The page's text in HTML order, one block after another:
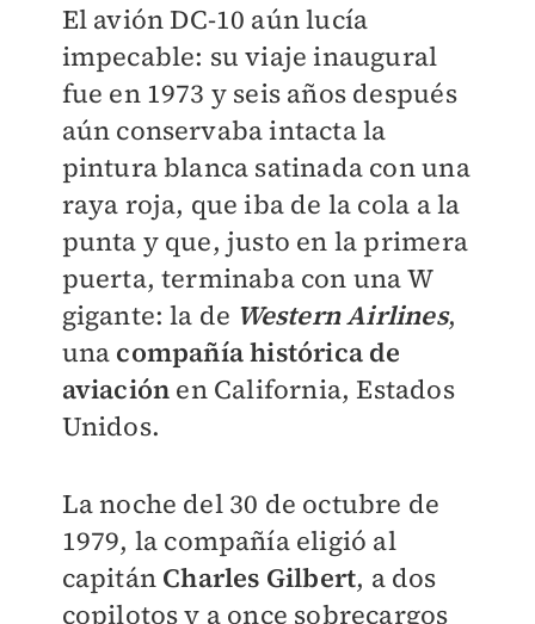
El avión DC-10 aún lucía
impecable: su viaje inaugural
fue en 1973 y seis años después
aún conservaba intacta la
pintura blanca satinada con una
raya roja, que iba de la cola a la
punta y que, justo en la primera
puerta, terminaba con una W
gigante: la de Western Airlines,
una compañía histórica de
aviación en California, Estados
Unidos.
La noche del 30 de octubre de
1979, la compañía eligió al
capitán Charles Gilbert, a dos
copilotos y a once sobrecargos